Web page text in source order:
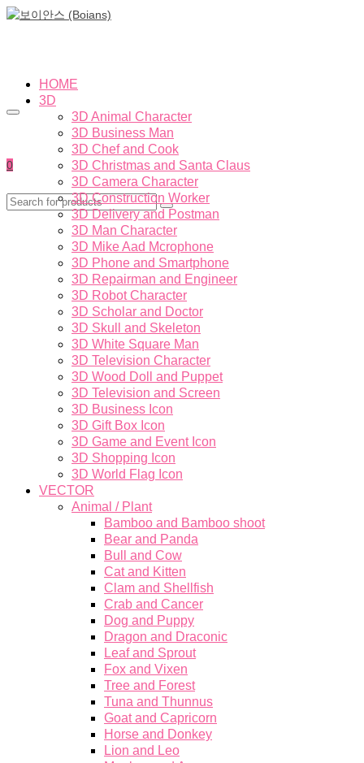
0
HOME
3D
3D Animal Character
3D Business Man
3D Chef and Cook
3D Christmas and Santa Claus
3D Camera Character
3D Construction Worker
3D Delivery and Postman
3D Man Character
3D Mike Aad Mcrophone
3D Phone and Smartphone
3D Repairman and Engineer
3D Robot Character
3D Scholar and Doctor
3D Skull and Skeleton
3D White Square Man
3D Television Character
3D Wood Doll and Puppet
3D Television and Screen
3D Business Icon
3D Gift Box Icon
3D Game and Event Icon
3D Shopping Icon
3D World Flag Icon
VECTOR
Animal / Plant
Bamboo and Bamboo shoot
Bear and Panda
Bull and Cow
Cat and Kitten
Clam and Shellfish
Crab and Cancer
Dog and Puppy
Dragon and Draconic
Leaf and Sprout
Fox and Vixen
Tree and Forest
Tuna and Thunnus
Goat and Capricorn
Horse and Donkey
Lion and Leo